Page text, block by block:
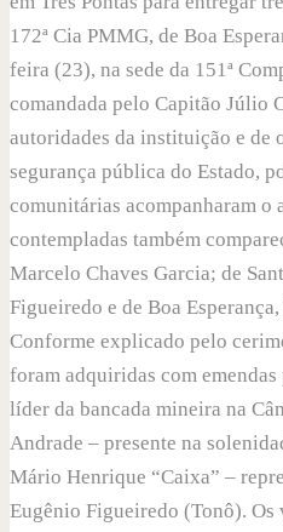
172ª Cia PMMG, de Boa
feira (23), na sede da 151ª
comandada pelo Capitão Júlio
autoridades da instituição e de
segurança pública do Estado,
comunitárias acompanharam o
contempladas também
Marcelo Chaves Garcia; de
Figueiredo e de Boa
Conforme explicado pelo
foram adquiridas com
líder da bancada mineira na
Andrade – presente na
Mário Henrique “Caixa” –
Eugênio Figueiredo (Tonô).